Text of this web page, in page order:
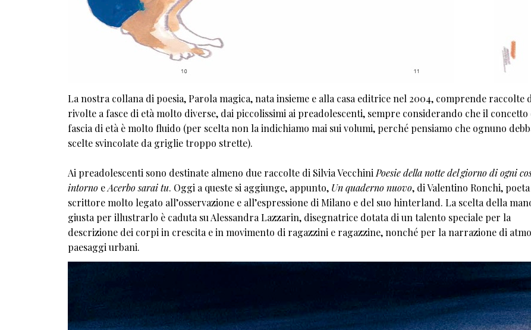
La nostra collana di poesia, Parola magica, nata insieme e alla casa editrice nel 2004, comprende raccolte
rivolte a fasce di età molto diverse, dai piccolissimi ai preadolescenti, sempre considerando che il concetto
fascia di età è molto fluido (per scelta non la indichiamo mai sui volumi, perché pensiamo che ognuno
scelte svincolate da griglie troppo strette).
Ai preadolescenti sono destinate almeno due raccolte di Silvia Vecchini Poesie della notte del giorno di ogni
intorno eAcerbo sarai tu. Oggi a queste si aggiunge, appunto, Un quaderno nuovo, di Valentino Ronchi,
scrittore molto legato all’osservazione e all’espressione di Milano e del suo hinterland. La scelta della
giusta per illustrarlo è caduta su Alessandra Lazzarin, disegnatrice dotata di un talento speciale per la
descrizione dei corpi in crescita e in movimento di ragazzini e ragazzine, nonché per la narrazione di
paesaggi urbani.